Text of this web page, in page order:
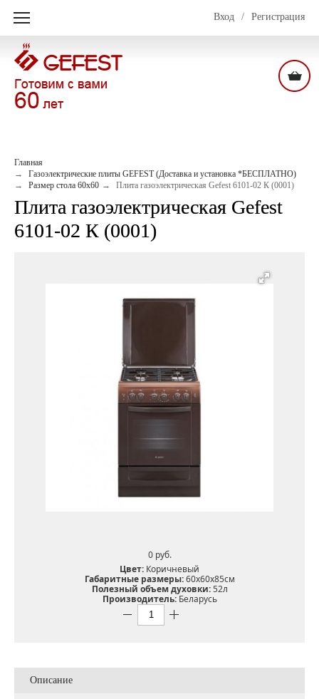
Вход / Регистрация
Главная
Газоэлектрические плиты GEFEST (Доставка и установка *БЕСПЛАТНО)
Размер стола 60х60
Плита газоэлектрическая Gefest 6101-02 К (0001)
Плита газоэлектрическая Gefest
6101-02 К (0001)
0 pуб.
Цвет: Коричневый
Габаритные размеры:60х60х85см
Полезный объем духовки:52л
Производитель:Беларусь
Описание